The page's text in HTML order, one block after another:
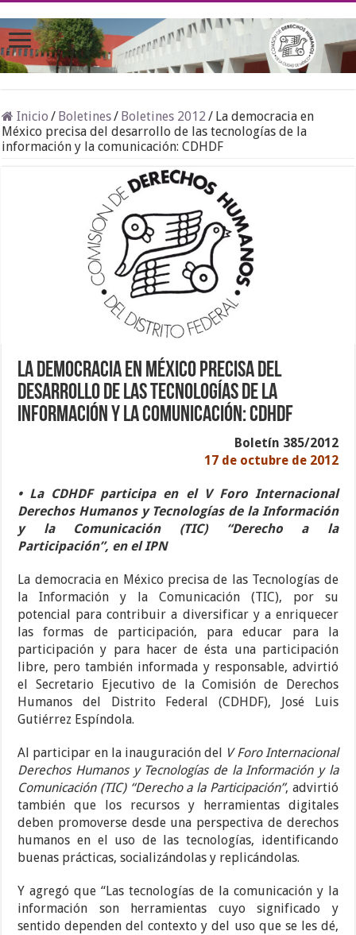
Inicio / Boletines/ Boletines 2012 / La democracia en
México precisa del desarrollo de las tecnologías de la
información y la comunicación: CDHDF
La democracia en México precisa del
desarrollo de las tecnologías de la
información y la comunicación: CDHDF
Boletín 385/2012
17 de octubre de 2012
• La CDHDF participa en el V Foro Internacional
Derechos Humanos y Tecnologías de la Información
y la Comunicación (TIC) “Derecho a la
Participación”, en el IPN
La democracia en México precisa de las Tecnologías de
la Información y la Comunicación (TIC), por su
potencial para contribuir a diversificar y a enriquecer
las formas de participación, para educar para la
participación y para hacer de ésta una participación
libre, pero también informada y responsable, advirtió
el Secretario Ejecutivo de la Comisión de Derechos
Humanos del Distrito Federal (CDHDF), José Luis
Gutiérrez Espíndola.
Al participar en la inauguración del
V Foro Internacional
Derechos Humanos y Tecnologías de la Información y la
Comunicación (TIC) “Derecho a la Participación”, advirtió
también que los recursos y herramientas digitales
deben promoverse desde una perspectiva de derechos
humanos en el uso de las tecnologías, identificando
buenas prácticas, socializándolas y replicándolas.
Y agregó que “Las tecnologías de la comunicación y la
información son herramientas cuyo significado y
sentido dependen del contexto y del uso que se les dé,